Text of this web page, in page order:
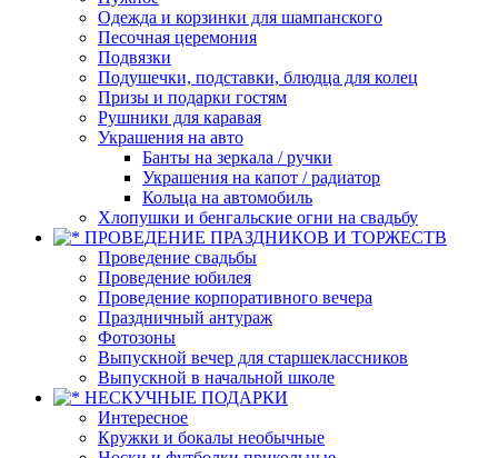
Одежда и корзинки для шампанского
Песочная церемония
Подвязки
Подушечки, подставки, блюдца для колец
Призы и подарки гостям
Рушники для каравая
Украшения на авто
Банты на зеркала / ручки
Украшения на капот / радиатор
Кольца на автомобиль
Хлопушки и бенгальские огни на свадьбу
ПРОВЕДЕНИЕ ПРАЗДНИКОВ И ТОРЖЕСТВ
Проведение свадьбы
Проведение юбилея
Проведение корпоративного вечера
Праздничный антураж
Фотозоны
Выпускной вечер для старшеклассников
Выпускной в начальной школе
НЕСКУЧНЫЕ ПОДАРКИ
Интересное
Кружки и бокалы необычные